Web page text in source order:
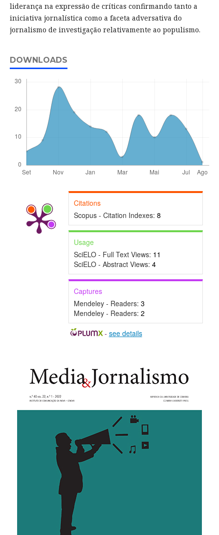
liderança na expressão de críticas confirmando tanto a
iniciativa jornalística como a faceta adversativa do
jornalismo de investigação relativamente ao populismo.
DOWNLOADS
Citations
Scopus - Citation Indexes: 8
Usage
SciELO - Full Text Views: 11
SciELO - Abstract Views: 4
Captures
Mendeley - Readers: 3
Mendeley - Readers: 2
- see details